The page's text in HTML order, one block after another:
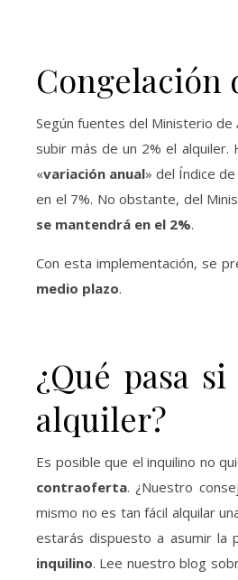
Congelación
Según fuentes del Ministerio de
subir más de un 2% el
«variación anual» del Índice
en el 7%. No obstante, del
se mantendrá en el 2%.
Con esta implementación, se
medio plazo.
¿Qué pasa
alquiler?
Es posible que el inquilino no
contraoferta. ¿Nuestro
mismo no es tan fácil alquilar
estarás dispuesto a asumir la
inquilino. Lee nuestro blog